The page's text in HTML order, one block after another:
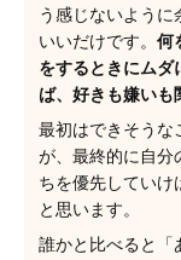
う感じないよう
いいだけです。 何
をするときにムダ
ば、好きも嫌いも
最初はできそうな
が、最終的に自分
ちを優先していけ
と思います。
誰かと比べると「